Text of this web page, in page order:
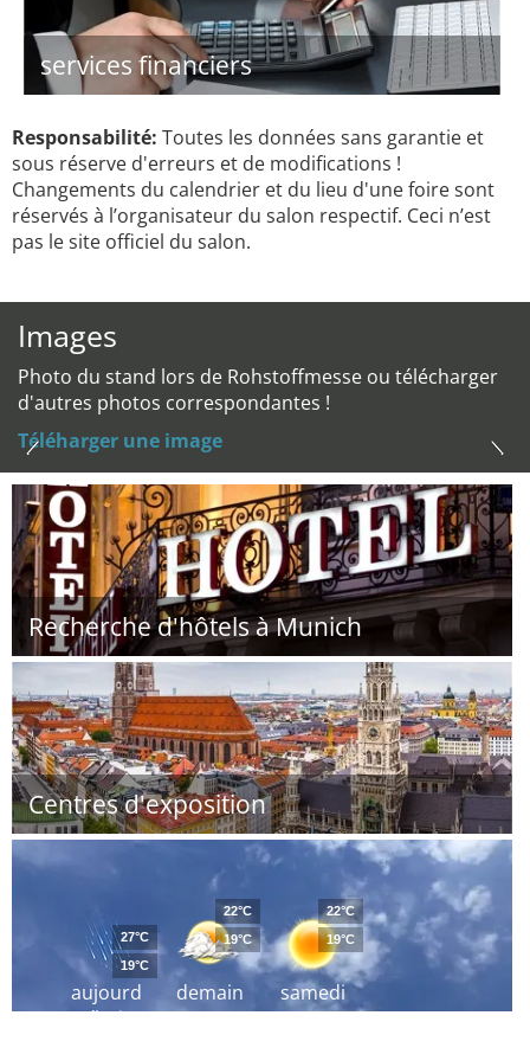
services financiers
Responsabilité: Toutes les données sans garantie et
sous réserve d'erreurs et de modifications !
Changements du calendrier et du lieu d'une foire sont
réservés à l’organisateur du salon respectif. Ceci n’est
pas le site officiel du salon.
Images
Photo du stand lors de Rohstoffmesse ou télécharger
d'autres photos correspondantes !
Téléharger une image
Recherche d'hôtels à Munich
Centres d'exposition
aujourd
´hui
27°C
19°C
demain
22°C
19°C
samedi
22°C
19°C